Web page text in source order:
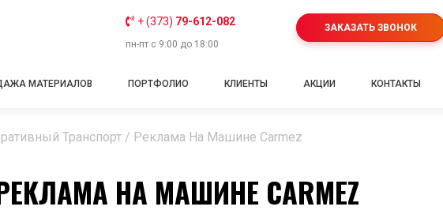
+ (373) 79-612-082
пн-пт с 9:00 до 18:00
ЗАКАЗАТЬ ЗВОНОК
МАТЕРИАЛОВ ПОРТФОЛИО КЛИЕНТЫ АКЦИИ КОНТАКТЫ
Транспорт / Реклама На Машине Carmez
НА МАШИНЕ CARMEZ